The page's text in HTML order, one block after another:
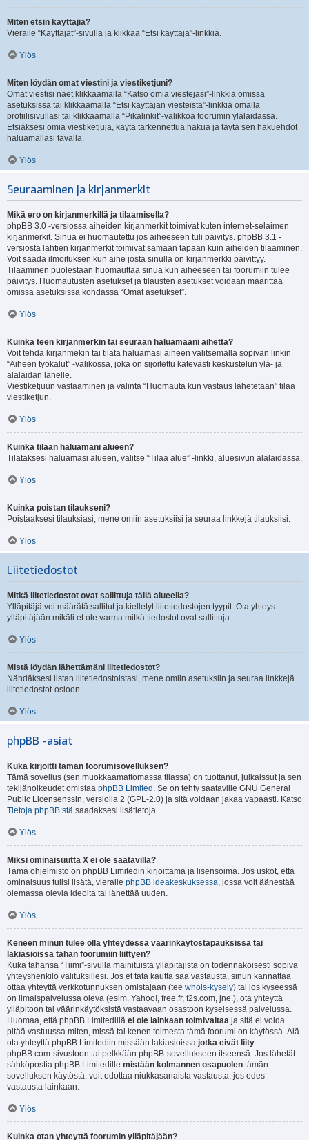
Miten etsin käyttäjiä?
Vieraile “Käyttäjät”-sivulla ja klikkaa “Etsi käyttäjä”-linkkiä.
Ylös
Miten löydän omat viestini ja viestiketjuni?
Omat viestisi näet klikkaamalla “Katso omia viestejäsi”-linkkiä omissa
asetuksissa tai klikkaamalla “Etsi käyttäjän viesteistä”-linkkiä omalla
profiilisivullasi tai klikkaamalla “Pikalinkit”-valikkoa foorumin ylälaidassa.
Etsiäksesi omia viestiketjuja, käytä tarkennettua hakua ja täytä sen hakuehdot
haluamallasi tavalla.
Ylös
Seuraaminen ja kirjanmerkit
Mikä ero on kirjanmerkillä ja tilaamisella?
phpBB 3.0 -versiossa aiheiden kirjanmerkit toimivat kuten internet-selaimen
kirjanmerkit. Sinua ei huomautettu jos aiheeseen tuli päivitys. phpBB 3.1 -
versiosta lähtien kirjanmerkit toimivat samaan tapaan kuin aiheiden tilaaminen.
Voit saada ilmoituksen kun aihe josta sinulla on kirjanmerkki päivittyy.
Tilaaminen puolestaan huomauttaa sinua kun aiheeseen tai foorumiin tulee
päivitys. Huomautusten asetukset ja tilausten asetukset voidaan määrittää
omissa asetuksissa kohdassa “Omat asetukset”.
Ylös
Kuinka teen kirjanmerkin tai seuraan haluamaani aihetta?
Voit tehdä kirjanmekin tai tilata haluamasi aiheen valitsemalla sopivan linkin
“Aiheen työkalut” -valikossa, joka on sijoitettu kätevästi keskustelun ylä- ja
alalaidan lähelle.
Viestiketjuun vastaaminen ja valinta “Huomauta kun vastaus lähetetään” tilaa
viestiketjun.
Ylös
Kuinka tilaan haluamani alueen?
Tilataksesi haluamasi alueen, valitse “Tilaa alue” -linkki, aluesivun alalaidassa.
Ylös
Kuinka poistan tilaukseni?
Poistaaksesi tilauksiasi, mene omiin asetuksiisi ja seuraa linkkejä tilauksiisi.
Ylös
Liitetiedostot
Mitkä liitetiedostot ovat sallittuja tällä alueella?
Ylläpitäjä voi määrätä sallitut ja kielletyt liitetiedostojen tyypit. Ota yhteys
ylläpitäjään mikäli et ole varma mitkä tiedostot ovat sallittuja..
Ylös
Mistä löydän lähettämäni liitetiedostot?
Nähdäksesi listan liitetiedostoistasi, mene omiin asetuksiin ja seuraa linkkejä
liitetiedostot-osioon.
Ylös
phpBB -asiat
Kuka kirjoitti tämän foorumisovelluksen?
Tämä sovellus (sen muokkaamattomassa tilassa) on tuottanut, julkaissut ja sen
tekijänoikeudet omistaa phpBB Limited . Se on tehty saataville GNU General
Public Licensenssin, versiolla 2 (GPL-2.0) ja sitä voidaan jakaa vapaasti. Katso
Tietoja phpBB:stä saadaksesi lisätietoja.
Ylös
Miksi ominaisuutta X ei ole saatavilla?
Tämä ohjelmisto on phpBB Limitedin kirjoittama ja lisensoima. Jos uskot, että
ominaisuus tulisi lisätä, vieraile phpBB ideakeskuksessa, jossa voit äänestää
olemassa olevia ideoita tai lähettää uuden.
Ylös
Keneen minun tulee olla yhteydessä väärinkäytöstapauksissa tai
lakiasioissa tähän foorumiin liittyen?
Kuka tahansa “Tiimi”-sivulla mainituista ylläpitäjistä on todennäköisesti sopiva
yhteyshenkilö valituksillesi. Jos et tätä kautta saa vastausta, sinun kannattaa
ottaa yhteyttä verkkotunnuksen omistajaan (tee whois-kysely) tai jos kyseessä
on ilmaispalvelussa oleva (esim. Yahoo!, free.fr, f2s.com, jne.), ota yhteyttä
ylläpitoon tai väärinkäytöksistä vastaavaan osastoon kyseisessä palvelussa.
Huomaa, että phpBB Limitedillä ei ole lainkaan toimivaltaa ja sitä ei voida
pitää vastuussa miten, missä tai kenen toimesta tämä foorumi on käytössä. Älä
ota yhteyttä phpBB Limitediin missään lakiasioissa jotka eivät liity
phpBB.com-sivustoon tai pelkkään phpBB-sovellukseen itseensä. Jos lähetät
sähköpostia phpBB Limitedille mistään kolmannen osapuolen tämän
sovelluksen käytöstä, voit odottaa niukkasanaista vastausta, jos edes
vastausta lainkaan.
Ylös
Kuinka otan yhteyttä foorumin ylläpitäjään?